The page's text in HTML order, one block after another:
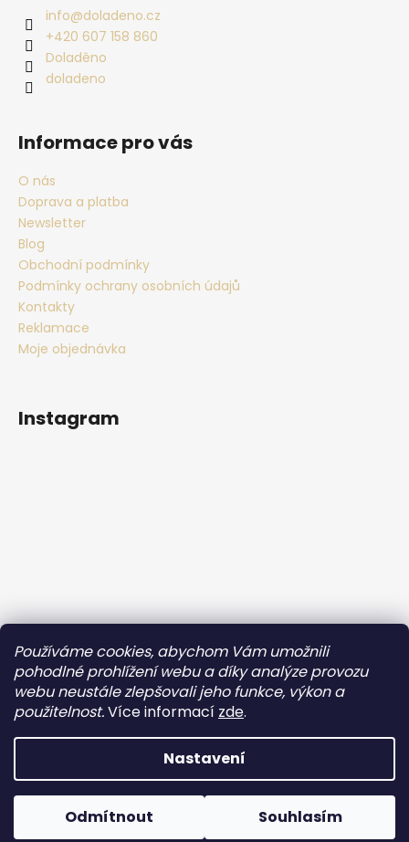
Používáme cookies, abychom Vám umožnili
pohodlné prohlížení webu a díky analýze provozu
webu neustále zlepšovali jeho funkce, výkon a
použitelnost.Více informací zde.
Nastavení
Odmítnout Souhlasím
info@doladeno.cz
+420 607 158 860
Doladěno
doladeno
Informace pro vás
O nás
Doprava a platba
Newsletter
Blog
Obchodní podmínky
Podmínky ochrany osobních údajů
Kontakty
Reklamace
Moje objednávka
Instagram
Sledovat na Instagramu
Facebook
Copyright 2026Doladěno . Všechna práva vyhrazena.
první nákup? ❤️
ANO NE